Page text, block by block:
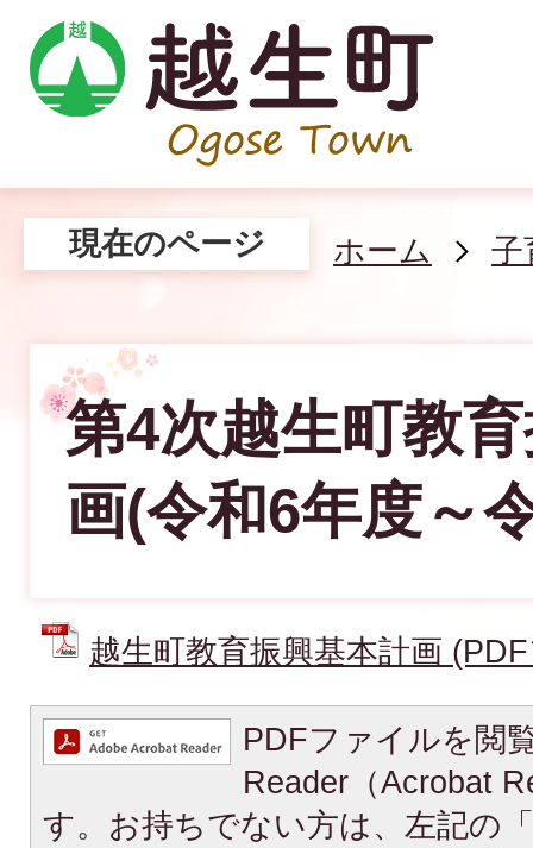
現在のページ ホーム 子
第4次越生町教
画(令和6年度～
越生町教育振興基本計画
PDFファイルを閲
Reader（Acrobat
す。お持ちでない方は、左記の